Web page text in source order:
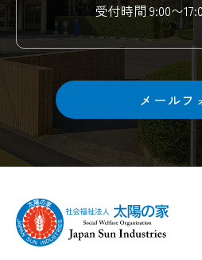
受付時間 9:00〜
メールフ